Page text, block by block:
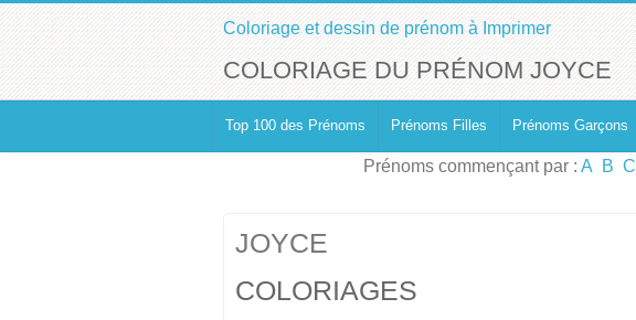
Coloriage et dessin de prénom à Imprimer
COLORIAGE DU PRÉNOM JOYCE
Top 100 des Prénoms Prénoms Filles Prénoms Garçons
Prénoms commençant par : A B C
JOYCE
COLORIAGES